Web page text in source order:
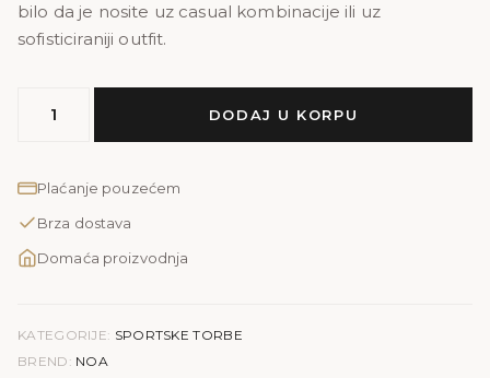
bilo da je nosite uz casual kombinacije ili uz
sofisticiraniji outfit.
PRINT
DODAJ U KORPU
Plaćanje pouzećem
Brza dostava
Domaća proizvodnja
KATEGORIJE: SPORTSKE TORBE
BREND: NOA